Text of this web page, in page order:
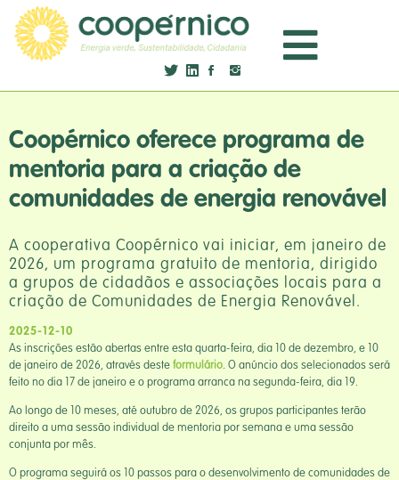
Coopérnico oferece programa de
mentoria para a criação de
comunidades de energia renovável
A cooperativa Coopérnico vai iniciar, em janeiro de
2026, um programa gratuito de mentoria, dirigido
a grupos de cidadãos e associações locais para a
criação de Comunidades de Energia Renovável.
2025-12-10
As inscrições estão abertas entre esta quarta-feira, dia 10 de dezembro, e 10
de janeiro de 2026, através deste formulário. O anúncio dos selecionados será
feito no dia 17 de janeiro e o programa arranca na segunda-feira, dia 19.
Ao longo de 10 meses, até outubro de 2026, os grupos participantes terão
direito a uma sessão individual de mentoria por semana e uma sessão
conjunta por mês.
O programa seguirá os 10 passos para o desenvolvimento de comunidades de